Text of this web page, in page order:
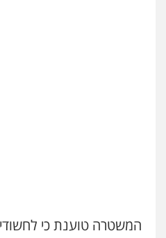
0547342002המשטרה טוענת כי